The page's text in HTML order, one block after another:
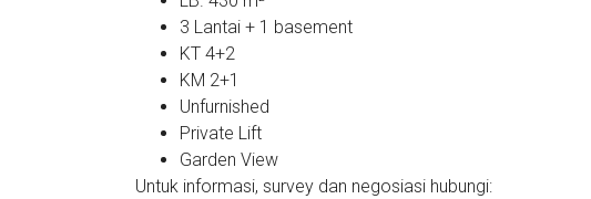
3 Lantai + 1 basement
KT 4+2
KM 2+1
Unfurnished
Private Lift
Garden View
Untuk informasi, survey dan negosiasi hubungi: